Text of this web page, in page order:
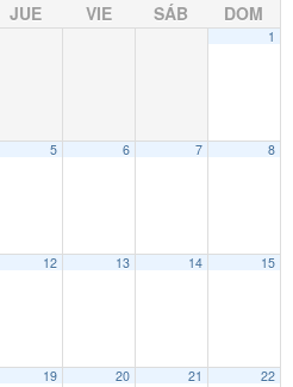
JUE VIE SÁB DOM
1
5 6 7 8
12 13 14 15
19 20 21 22